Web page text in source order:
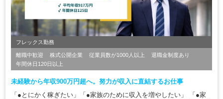
フレックス勤務
離職中歓迎 株式公開企業 従業員数が1000人以上
退職金制度あり
年間休日120日以上
未経験から年収900万円超へ。努力が収入に直結するお仕事
「●とにかく稼ぎたい」「●家族のために収入を増やしたい」 「●家